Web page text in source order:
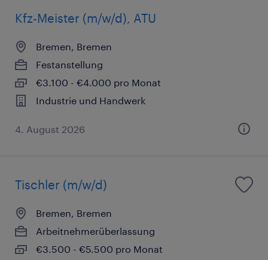
Kfz-Meister (m/w/d), ATU
Bremen, Bremen
Festanstellung
€3.100 - €4.000 pro Monat
Industrie und Handwerk
4. August 2026
Tischler (m/w/d)
Bremen, Bremen
Arbeitnehmerüberlassung
€3.500 - €5.500 pro Monat